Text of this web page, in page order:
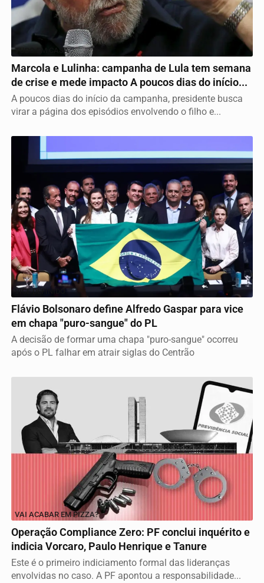
TUDO EM CASA
Marcola e Lulinha: campanha de Lula tem semana
de crise e mede impacto A poucos dias do início...
A poucos dias do início da campanha, presidente busca
virar a página dos episódios envolvendo o filho e...
VICE DEFINIDO
Flávio Bolsonaro define Alfredo Gaspar para vice
em chapa "puro-sangue" do PL
A decisão de formar uma chapa "puro-sangue" ocorreu
após o PL falhar em atrair siglas do Centrão
VAI ACABAR EM PIZZA?
Operação Compliance Zero: PF conclui inquérito e
indicia Vorcaro, Paulo Henrique e Tanure
Este é o primeiro indiciamento formal das lideranças
envolvidas no caso. A PF apontou a responsabilidade...